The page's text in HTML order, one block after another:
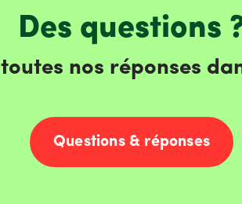
Des questions
nos réponses
Questions & réponses